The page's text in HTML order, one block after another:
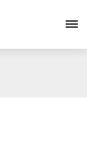
dehaze